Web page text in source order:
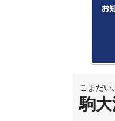
こまだい
駒